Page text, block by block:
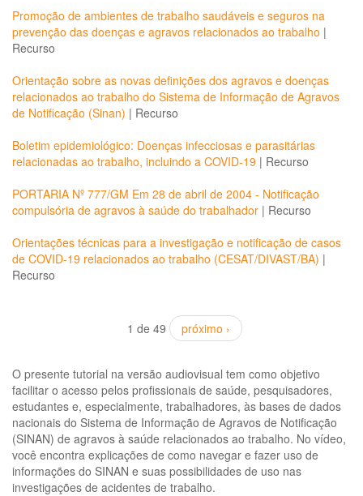
Promoção de ambientes de trabalho saudáveis e seguros na
prevenção das doenças e agravos relacionados ao trabalho |
Recurso
Orientação sobre as novas definições dos agravos e doenças
relacionados ao trabalho do Sistema de Informação de Agravos
de Notificação (Sinan) | Recurso
Boletim epidemiológico: Doenças infecciosas e parasitárias
relacionadas ao trabalho, incluindo a COVID-19 | Recurso
PORTARIA Nº 777/GM Em 28 de abril de 2004 - Notificação
compulsória de agravos à saúde do trabalhador | Recurso
Orientações técnicas para a investigação e notificação de casos
de COVID-19 relacionados ao trabalho (CESAT/DIVAST/BA) |
Recurso
1 de 49 próximo ›
O presente tutorial na versão audiovisual tem como objetivo
facilitar o acesso pelos profissionais de saúde, pesquisadores,
estudantes e, especialmente, trabalhadores, às bases de dados
nacionais do Sistema de Informação de Agravos de Notificação
(SINAN) de agravos à saúde relacionados ao trabalho. No vídeo,
você encontra explicações de como navegar e fazer uso de
informações do SINAN e suas possibilidades de uso nas
investigações de acidentes de trabalho.